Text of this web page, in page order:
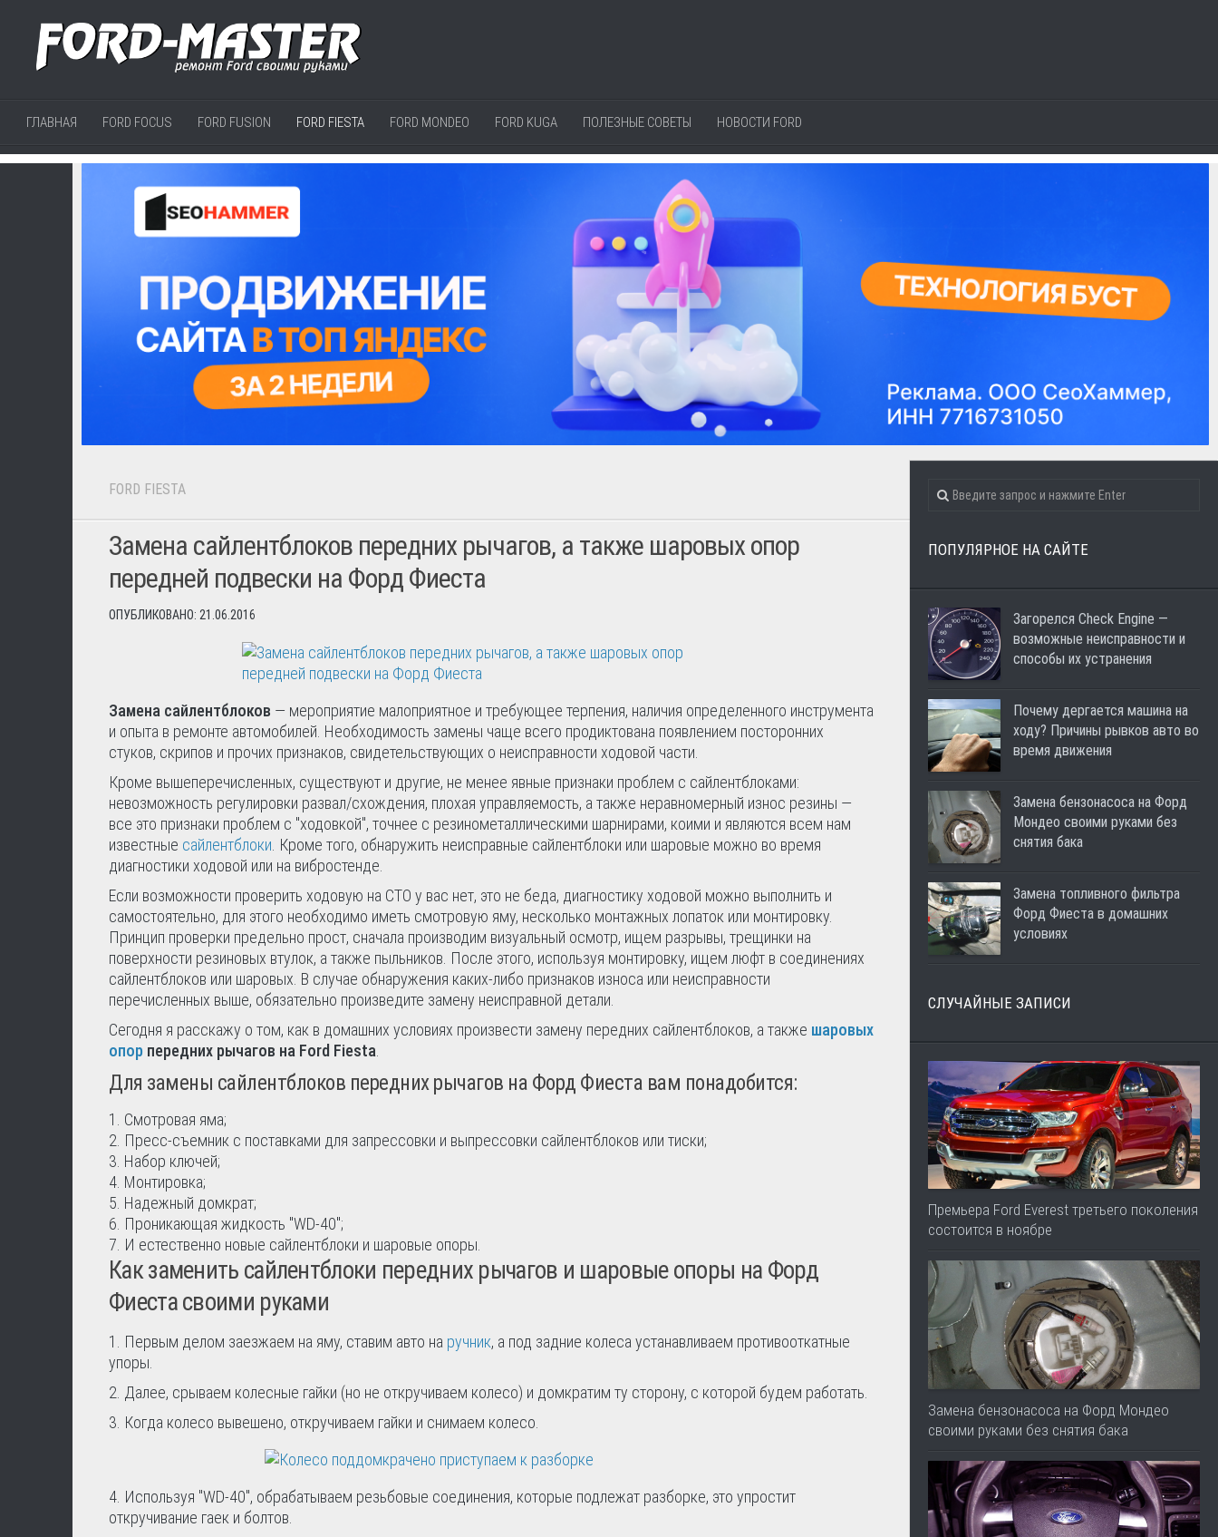
ГЛАВНАЯ FORD FOCUS FORD FUSION FORD FIESTA FORD MONDEO FORD KUGA ПОЛЕЗНЫЕ СОВЕТЫ НОВОСТИ FORD
FORD FIESTA
Замена сайлентблоков передних рычагов, а также шаровых опор
передней подвески на Форд Фиеста
ОПУБЛИКОВАНО: 21.06.2016
Замена сайлентблоков — мероприятие малоприятное и требующее терпения, наличия определенного инструмента
и опыта в ремонте автомобилей. Необходимость замены чаще всего продиктована появлением посторонних
стуков, скрипов и прочих признаков, свидетельствующих о неисправности ходовой части.
Кроме вышеперечисленных, существуют и другие, не менее явные признаки проблем с сайлентблоками:
невозможность регулировки развал/схождения, плохая управляемость, а также неравномерный износ резины —
все это признаки проблем с "ходовкой", точнее с резинометаллическими шарнирами, коими и являются всем нам
известные сайлентблоки . Кроме того, обнаружить неисправные сайлентблоки или шаровые можно во время
диагностики ходовой или на вибростенде.
Если возможности проверить ходовую на СТО у вас нет, это не беда, диагностику ходовой можно выполнить и
самостоятельно, для этого необходимо иметь смотровую яму, несколько монтажных лопаток или монтировку.
Принцип проверки предельно прост, сначала производим визуальный осмотр, ищем разрывы, трещинки на
поверхности резиновых втулок, а также пыльников. После этого, используя монтировку, ищем люфт в соединениях
сайлентблоков или шаровых. В случае обнаружения каких-либо признаков износа или неисправности
перечисленных выше, обязательно произведите замену неисправной детали.
Сегодня я расскажу о том, как в домашних условиях произвести замену передних сайлентблоков, а также шаровых
опор передних рычагов на Ford Fiesta
Для замены сайлентблоков передних рычагов на Форд Фиеста вам понадобится:
Смотровая яма;
Пресс-съемник с поставками для запрессовки и выпрессовки сайлентблоков или тиски;
Набор ключей;
Монтировка;
Надежный домкрат;
Проникающая жидкость "WD-40";
И естественно новые сайлентблоки и шаровые опоры.
Как заменить сайлентблоки передних рычагов и шаровые опоры на Форд
Фиеста своими руками
1. Первым делом заезжаем на яму, ставим авто на ручник, а под задние колеса устанавливаем противооткатные
упоры.
2. Далее, срываем колесные гайки (но не откручиваем колесо) и домкратим ту сторону, с которой будем работать.
3. Когда колесо вывешено, откручиваем гайки и снимаем колесо.
4. Используя "WD-40", обрабатываем резьбовые соединения, которые подлежат разборке, это упростит
откручивание гаек и болтов.
ПОПУЛЯРНОЕ НА САЙТЕ
Загорелся Check Engine —
возможные неисправности и
способы их устранения
Почему дергается машина на
ходу? Причины рывков авто во
время движения
Замена бензонасоса на Форд
Мондео своими руками без
снятия бака
Замена топливного фильтра
Форд Фиеста в домашних
условиях
СЛУЧАЙНЫЕ ЗАПИСИ
Премьера Ford Everest третьего поколения
состоится в ноябре
Замена бензонасоса на Форд Мондео
своими руками без снятия бака